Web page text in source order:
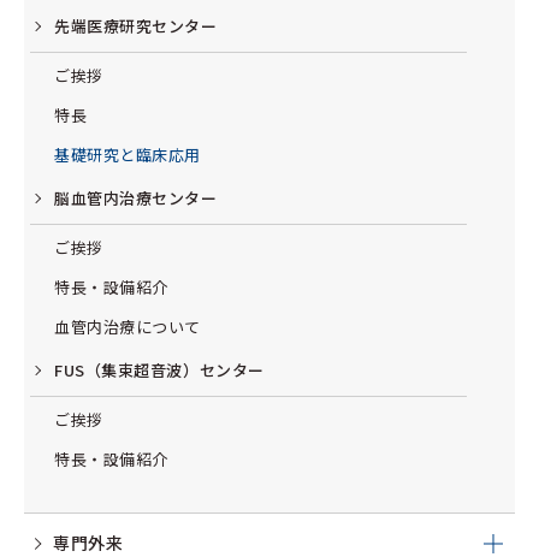
先端医療研究センター
ご挨拶
特長
基礎研究と臨床応用
脳血管内治療センター
ご挨拶
特長・設備紹介
血管内治療について
FUS（集束超音波）センター
ご挨拶
特長・設備紹介
専門外来